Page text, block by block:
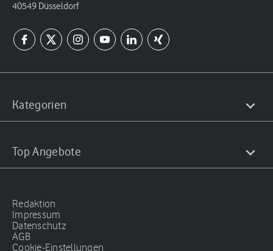
40549 Düsseldorf
Kategorien
Top Angebote
Redaktion
Impressum
Datenschutz
AGB
Cookie-Einstellungen